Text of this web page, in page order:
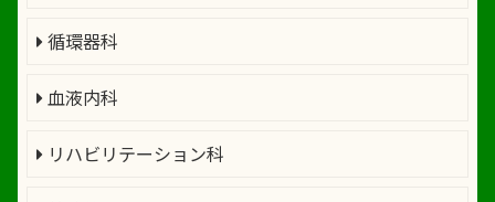
循環器科
血液内科
リハビリテーション科